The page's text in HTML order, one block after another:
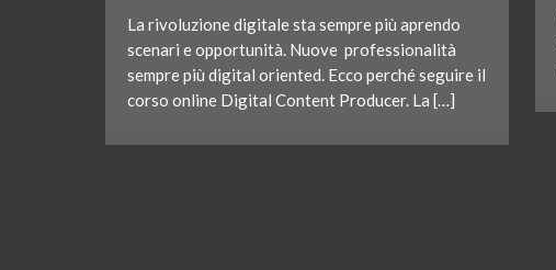
La rivoluzione digitale sta sempre più aprendo
scenari e opportunità. Nuove professionalità
sempre più digital oriented. Ecco perché seguire il
corso online Digital Content Producer. La […]